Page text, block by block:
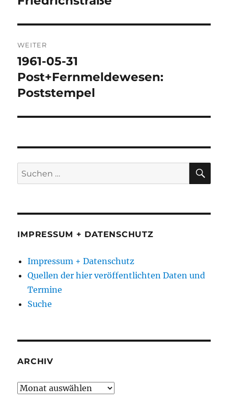
WEITER
Nächster
Beitrag:
1961-05-31
Post+Fernmeldewesen:
Poststempel
Suchen
nach:
IMPRESSUM + DATENSCHUTZ
Impressum + Datenschutz
Quellen der hier veröffentlichten Daten und
Termine
Suche
ARCHIV
Archiv